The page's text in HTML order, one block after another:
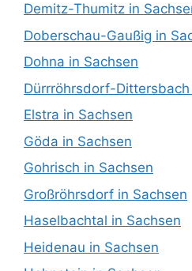
Demitz-Thumitz in
Doberschau-Gaußig in
Dohna in Sachsen
Dürrröhrsdorf-Dittersbach
Elstra in Sachsen
Göda in Sachsen
Gohrisch in Sachsen
Großröhrsdorf in Sachsen
Haselbachtal in Sachsen
Heidenau in Sachsen